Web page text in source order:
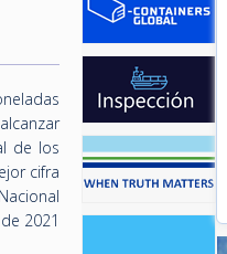
de los
cifra
2021